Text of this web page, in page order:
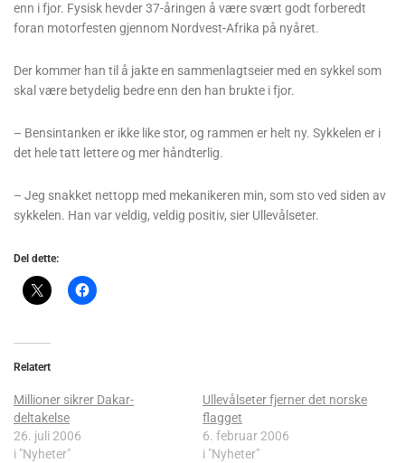
enn i fjor. Fysisk hevder 37-åringen å være svært godt forberedt
foran motorfesten gjennom Nordvest-Afrika på nyåret.
Der kommer han til å jakte en sammenlagtseier med en sykkel som
skal være betydelig bedre enn den han brukte i fjor.
– Bensintanken er ikke like stor, og rammen er helt ny. Sykkelen er i
det hele tatt lettere og mer håndterlig.
– Jeg snakket nettopp med mekanikeren min, som sto ved siden av
sykkelen. Han var veldig, veldig positiv, sier Ullevålseter.
Del dette:
Relatert
Millioner sikrer Dakar-
deltakelse
26. juli 2006
i "Nyheter"
Ullevålseter fjerner det norske
flagget
6. februar 2006
i "Nyheter"